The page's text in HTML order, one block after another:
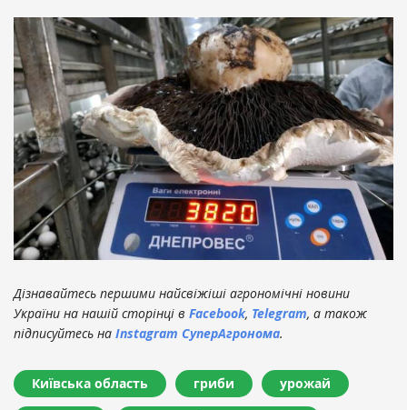
Дізнавайтесь першими найсвіжіші агрономічні новини
України на нашій сторінці в Facebook, Telegram, а також
підписуйтесь на Instagram СуперАгронома.
Київська область гриби урожай